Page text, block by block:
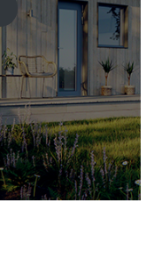
zł249.00
zł499.00